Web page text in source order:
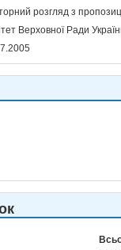
розгляд з
Верховної Ради